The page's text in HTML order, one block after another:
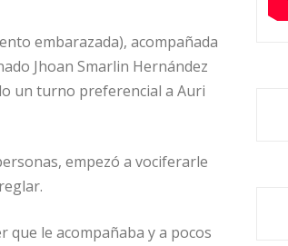
embarazada), acompañada
Jhoan Smarlin Hernández
un turno preferencial a Auri
empezó a vociferarle
que le acompañaba y a pocos